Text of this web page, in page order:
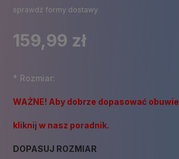
sprawdź formy dostawy
159,99 zł
* Rozmiar:
WAŻNE! Aby dobrze dopasować obuwie
kliknij w nasz poradnik.
DOPASUJ ROZMIAR